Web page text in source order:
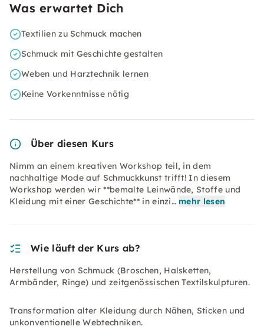
Was erwartet Dich
Textilien zu Schmuck machen
Schmuck mit Geschichte gestalten
Weben und Harztechnik lernen
Keine Vorkenntnisse nötig
Über diesen Kurs
Nimm an einem kreativen Workshop teil, in dem
nachhaltige Mode auf Schmuckkunst trifft! In diesem
Workshop werden wir **bemalte Leinwände, Stoffe und
Kleidung mit einer Geschichte** in einzi… mehr lesen
Wie läuft der Kurs ab?
Herstellung von Schmuck (Broschen, Halsketten,
Armbänder, Ringe) und zeitgenössischen Textilskulpturen.
Transformation alter Kleidung durch Nähen, Sticken und
unkonventionelle Webtechniken.